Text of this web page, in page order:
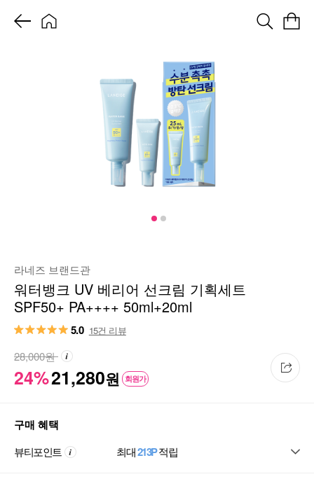
라네즈 브랜드관
워터뱅크 UV 베리어 선크림 기획세트
SPF50+ PA++++ 50ml+20ml
5.0 15건 리뷰
24%21,280원 회원가
28,000원
구매 혜택
뷰티포인트 최대213P적립